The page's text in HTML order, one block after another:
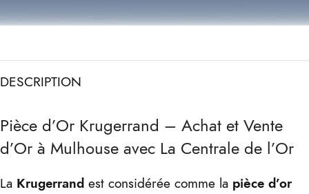
DESCRIPTION
Pièce d’Or Krugerrand – Achat et Vente
d’Or à Mulhouse avec La Centrale de l’Or
La Krugerrand est considérée comme la pièce d’or